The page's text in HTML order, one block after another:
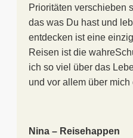
Prioritäten verschieben
das was Du hast und
entdecken ist eine
Reisen ist die
ich so viel über das
und vor allem über
Nina – Reisehappen